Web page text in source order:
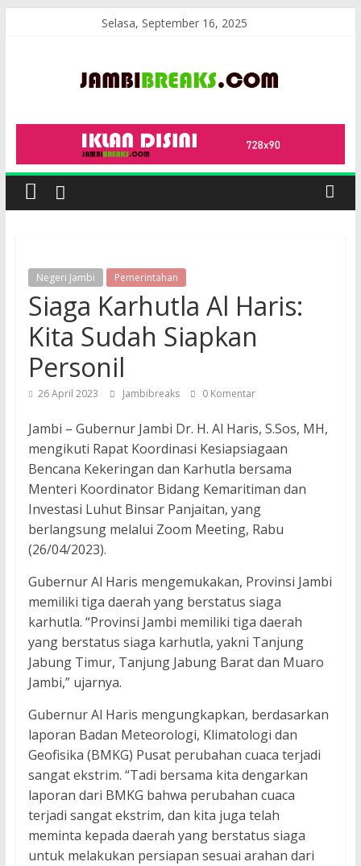
Selasa, September 16, 2025
JambiBreaks
Negeri Jambi Pemerintahan
Siaga Karhutla Al Haris:
Kita Sudah Siapkan
Personil
26 April 2023 Jambibreaks 0 Komentar
Jambi – Gubernur Jambi Dr. H. Al Haris, S.Sos, MH,
mengikuti Rapat Koordinasi Kesiapsiagaan
Bencana Kekeringan dan Karhutla bersama
Menteri Koordinator Bidang Kemaritiman dan
Investasi Luhut Binsar Panjaitan, yang
berlangsung melalui Zoom Meeting, Rabu
(26/04/2023).
Gubernur Al Haris mengemukakan, Provinsi Jambi
memiliki tiga daerah yang berstatus siaga
karhutla. “Provinsi Jambi memiliki tiga daerah
yang berstatus siaga karhutla, yakni Tanjung
Jabung Timur, Tanjung Jabung Barat dan Muaro
Jambi,” ujarnya.
Gubernur Al Haris mengungkapkan, berdasarkan
laporan Badan Meteorologi, Klimatologi dan
Geofisika (BMKG) Pusat perubahan cuaca terjadi
sangat ekstrim. “Tadi bersama kita dengarkan
laporan dari BMKG bahwa perubahan cuaca
terjadi sangat ekstrim, dan kita juga telah
meminta kepada daerah yang berstatus siaga
untuk melakukan persiapan sesuai arahan dari